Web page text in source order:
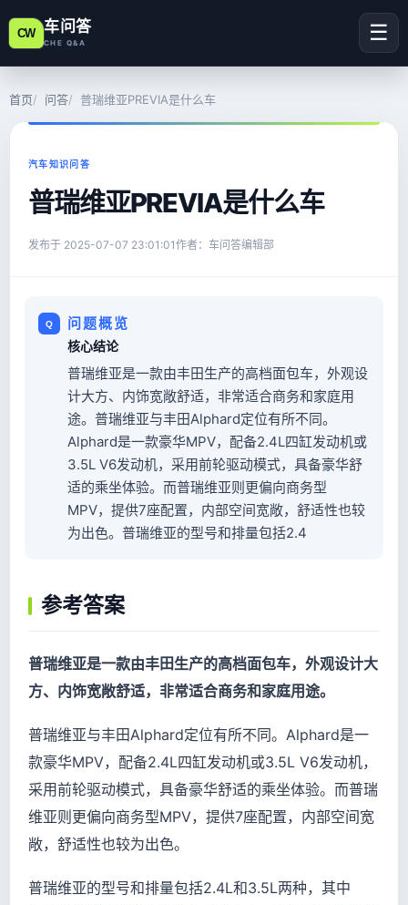
CW 车问答
CHE Q&A ☰
首页 问答 普瑞维亚PREVIA是什么车
汽车知识问答
普瑞维亚PREVIA是什么车
发布于 2025-07-07 23:01:01作者：车问答编辑部
问题概览
核心结论
普瑞维亚是一款由丰田生产的高档面包车，外观设
计大方、内饰宽敞舒适，非常适合商务和家庭用
途。普瑞维亚与丰田Alphard定位有所不同。
Alphard是一款豪华MPV，配备2.4L四缸发动机或
3.5L V6发动机，采用前轮驱动模式，具备豪华舒
适的乘坐体验。而普瑞维亚则更偏向商务型
MPV，提供7座配置，内部空间宽敞，舒适性也较
为出色。普瑞维亚的型号和排量包括2.4
参考答案
普瑞维亚是一款由丰田生产的高档面包车，外观设计大
方、内饰宽敞舒适，非常适合商务和家庭用途。
普瑞维亚与丰田Alphard定位有所不同。Alphard是一
款豪华MPV，配备2.4L四缸发动机或3.5L V6发动机，
采用前轮驱动模式，具备豪华舒适的乘坐体验。而普瑞
维亚则更偏向商务型MPV，提供7座配置，内部空间宽
敞，舒适性也较为出色。
普瑞维亚的型号和排量包括2.4L和3.5L两种，其中